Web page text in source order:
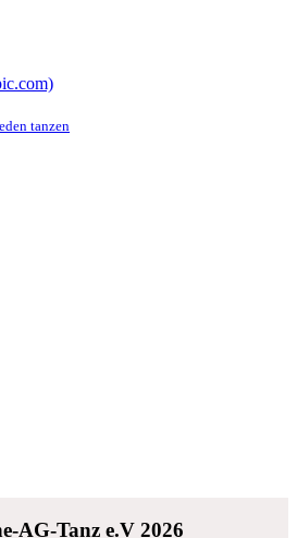
tanzen
AG-Tanz e.V 2026